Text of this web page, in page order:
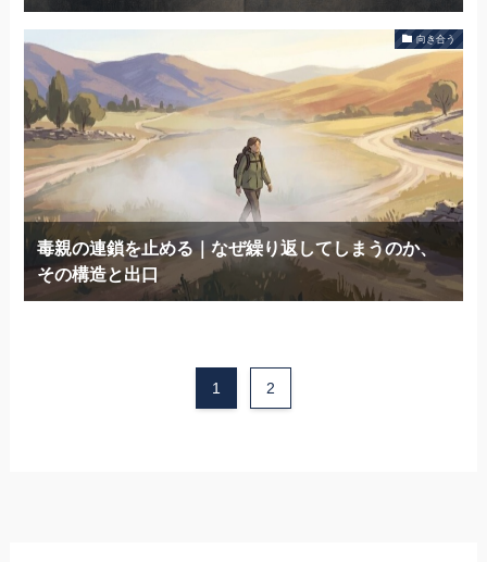
向き合う
毒親の連鎖を止める｜なぜ繰り返してしまうのか、
その構造と出口
1 2